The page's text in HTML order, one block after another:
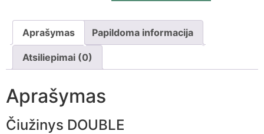
Aprašymas Papildoma informacija
Atsiliepimai (0)
Aprašymas
Čiužinys DOUBLE